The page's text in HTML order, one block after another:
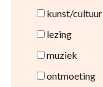
kunst/cultuur
lezing
muziek
ontmoeting